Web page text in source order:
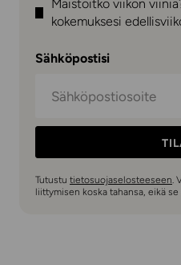
Maistoitko viikon
kokemuksesi
Sähköpostisi
Tutustu tietosuojaselosteeseen.
liittymisen koska tahansa, eikä